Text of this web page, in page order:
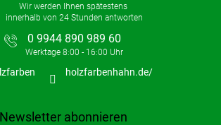
0 9944 890 989 60
holzfarbenhahn.de/
Newsletter abonnieren